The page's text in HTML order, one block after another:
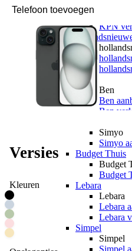
KPN
Ben
Ben
Ben
Ben
Simyo
Simyo
Budget Thuis
Budget
Budget
Lebara
Lebara
Lebara
Lebara
Simpel
Simpel
Simpel
Versies
Kleuren